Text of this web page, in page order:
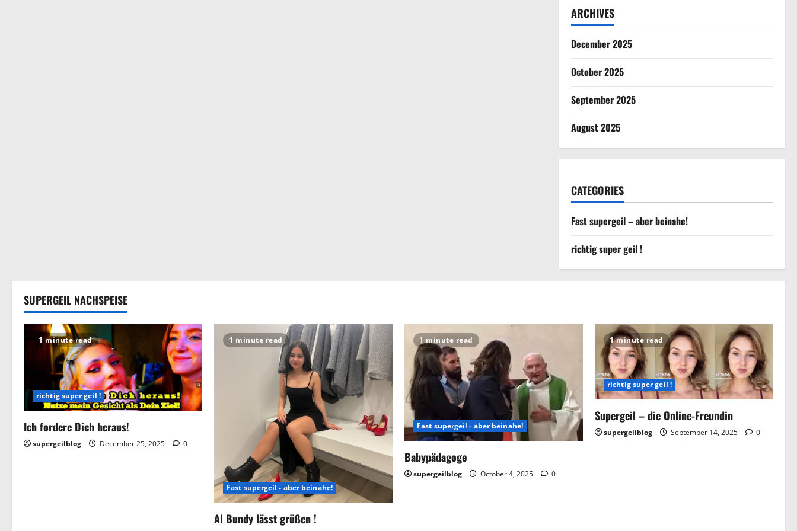
ARCHIVES
December 2025
October 2025
September 2025
August 2025
CATEGORIES
Fast supergeil – aber beinahe!
richtig super geil !
SUPERGEIL NACHSPEISE
1 minute read
richtig super geil !
Ich fordere Dich heraus!
supergeilblog December 25, 2025 0
1 minute read
Fast supergeil - aber beinahe!
Al Bundy lässt grüßen !
1 minute read
Fast supergeil - aber beinahe!
Babypädagoge
supergeilblog October 4, 2025 0
1 minute read
richtig super geil !
Supergeil – die Online-Freundin
supergeilblog September 14, 2025 0